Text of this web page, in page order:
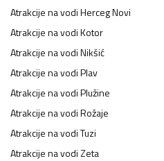
Atrakcije na vodiHerceg Novi
Atrakcije na vodiKotor
Atrakcije na vodiNikšić
Atrakcije na vodiPlav
Atrakcije na vodiPlužine
Atrakcije na vodiRožaje
Atrakcije na vodiTuzi
Atrakcije na vodiZeta